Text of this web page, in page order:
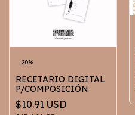
-20%
RECETARIO DIGITAL
P/COMPOSICIÓN
$10.91 USD